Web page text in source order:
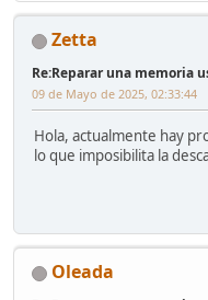
Zetta
Re:Reparar una memoria
09 de Mayo de 2025, 02:33:44
Hola, actualmente hay
lo que imposibilita la
Oleada